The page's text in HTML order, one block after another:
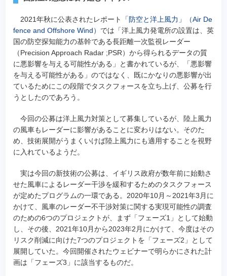
2021年秋に公表されたレポート
「防空と洋上風力」（Air De
fence and Offshore Wind） では「洋上風力発電所の設置は、英
国の防空探知能力の基幹である長距離一次監視レーダー
（Precision Approach Radar ;PSR）から得られるデータの質
に悪影響を与える可能性がある」と書かれているが、「悪影響
を与える可能性がある」のではなく、既にかなりの悪影響が出
ているためにこの段階でタスクフォースを立ち上げ、公募を行
うとしたのであろう。
今回の公募は洋上風力対策として募集しているが、陸上風力
の風車もレーダーに影響があることに変わりはない。そのた
め、技術展開がうまくいけば陸上風力にも適用することを視野
に入れているようだ。
実は今回の新技術の公募は、イギリス政府が数年前に始動さ
せた風車によるレーダー干渉を緩和するためのタスクフォース
が定めたプログラムの一環である。2020年10月～2021年3月に
かけて、風車のレーダー不干渉対策に関する実現可能性の調査
のための6つのプロジェクトが、まず「フェーズ1」として始動
し、その後、2021年10月から2023年2月にかけて、今度はその
リスク削減に向けた7つのプロジェクトを「フェーズ2」として
展開していた。今回開催されたウェビナーで明らかにされた計
画は「フェーズ3」に該当するものだ。